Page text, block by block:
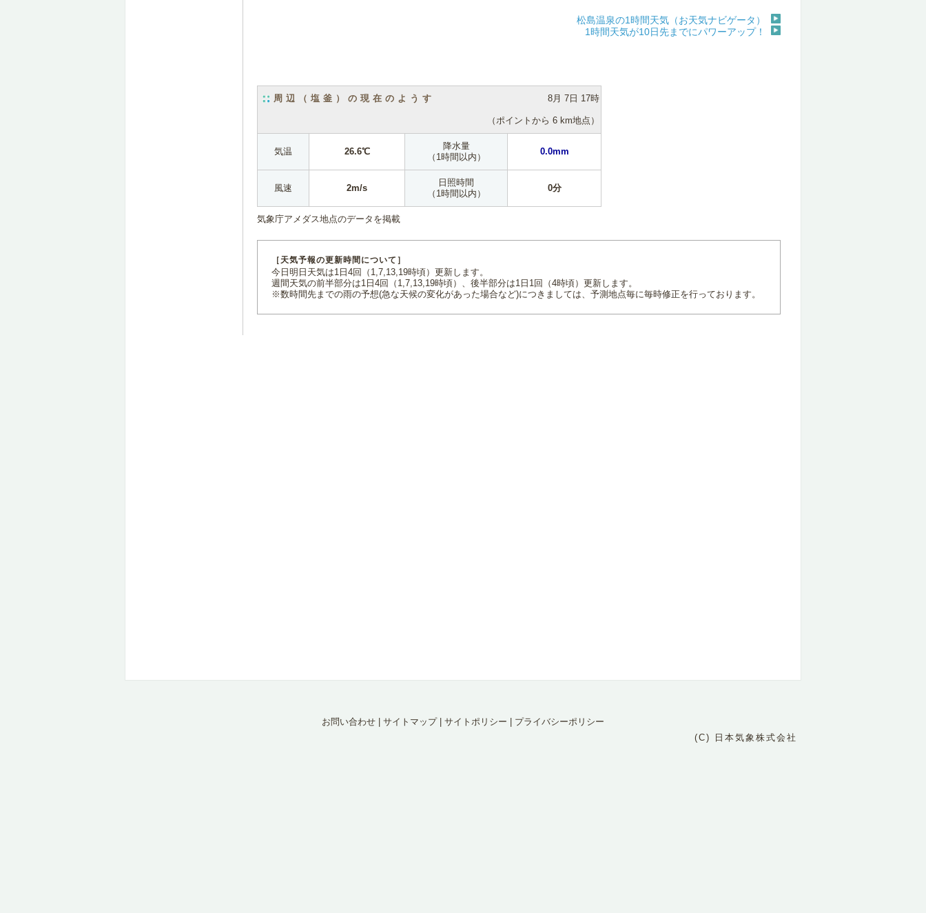
松島温泉の1時間天気（お天気ナビゲータ）
1時間天気が10日先までにパワーアップ！
周辺（塩釜）の現在のようす 8月 7日 17時
（ポイントから 6 km地点）
気温 26.6℃
降水量
（1時間以内）
0.0mm
風速 2m/s
日照時間
（1時間以内）
0分
気象庁アメダス地点のデータを掲載
［天気予報の更新時間について］
今日明日天気は1日4回（1,7,13,19時頃）更新します。
週間天気の前半部分は1日4回（1,7,13,19時頃）、後半部分は1日1回（4時頃）更新します。
※数時間先までの雨の予想(急な天候の変化があった場合など)につきましては、予測地点毎に毎時修正を行っております。
お問い合わせ サイトマップ| サイトポリシー
プライバシーポリシー
(C) 日本気象株式会社